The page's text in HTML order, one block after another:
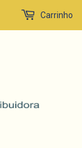
Carrinho